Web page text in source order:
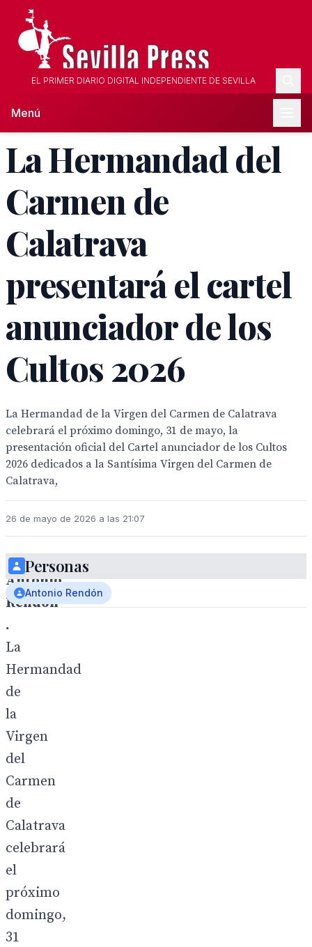
EL PRIMER DIARIO DIGITAL INDEPENDIENTE DE SEVILLA
Menú
La Hermandad del
Carmen de
Calatrava
presentará el cartel
anunciador de los
Cultos 2026
La Hermandad de la Virgen del Carmen de Calatrava
celebrará el próximo domingo, 31 de mayo, la
presentación oficial del Cartel anunciador de los Cultos
2026 dedicados a la Santísima Virgen del Carmen de
Calatrava,
26 de mayo de 2026 a las 21:07
Antonio
Rendón
.
La
Hermandad
de
la
Virgen
del
Carmen
de
Calatrava
celebrará
el
próximo
domingo,
31
Personas
Antonio Rendón